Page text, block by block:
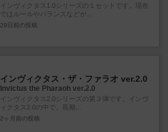
インヴィクタス1.0シリーズの１セットです。現在
ではルールやバランスなどが...
29日前 の投稿
インヴィクタス・ザ・ファラオ ver.2.0
Invictus the Pharaoh ver.2.0
インヴィクタス2.0シリーズの第３弾です。インヴ
ィクタス2.0の中で、長期...
2ヶ月前 の投稿